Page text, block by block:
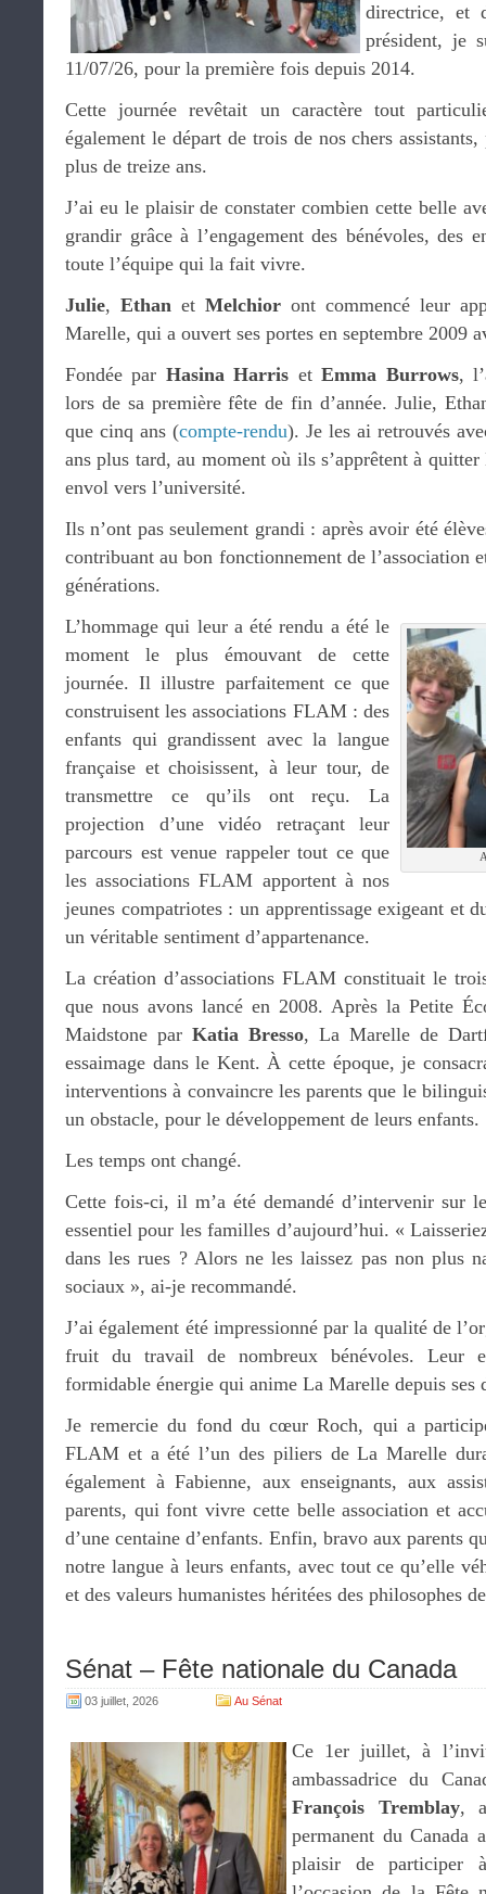
directrice, et
président, je
11/07/26, pour la première fois depuis 2014.
Cette journée revêtait un caractère tout
également le départ de trois de nos chers
plus de treize ans.
J’ai eu le plaisir de constater combien cette belle
grandir grâce à l’engagement des bénévoles, des
toute l’équipe qui la fait vivre.
Julie, Ethan et Melchior ont commencé leur
Marelle, qui a ouvert ses portes en septembre 2009
Fondée par Hasina Harris etEmma Burrows,
lors de sa première fête de fin d’année. Julie,
que cinq ans (compte-rendu). Je les ai retrouvés
ans plus tard, au moment où ils s’apprêtent à
envol vers l’université.
Ils n’ont pas seulement grandi : après avoir été
contribuant au bon fonctionnement de l’association
générations.
L’hommage qui leur a été rendu a été le
moment le plus émouvant de cette
journée. Il illustre parfaitement ce que
construisent les associations FLAM : des
enfants qui grandissent avec la langue
française et choisissent, à leur tour, de
transmettre ce qu’ils ont reçu. La
projection d’une vidéo retraçant leur
parcours est venue rappeler tout ce que
les associations FLAM apportent à nos
jeunes compatriotes : un apprentissage exigeant et
un véritable sentiment d’appartenance.
La création d’associations FLAM constituait le
que nous avons lancé en 2008. Après la Petite
Maidstone par Katia Bresso, La Marelle de
essaimage dans le Kent. À cette époque, je
interventions à convaincre les parents que le
un obstacle, pour le développement de leurs enfants.
Les temps ont changé.
Cette fois-ci, il m’a été demandé d’intervenir sur
essentiel pour les familles d’aujourd’hui. «
dans les rues ? Alors ne les laissez pas non plus
sociaux », ai-je recommandé.
J’ai également été impressionné par la qualité de
fruit du travail de nombreux bénévoles. Leur
formidable énergie qui anime La Marelle depuis ses
Je remercie du fond du cœur Roch, qui a
FLAM et a été l’un des piliers de La Marelle
également à Fabienne, aux enseignants, aux
parents, qui font vivre cette belle association et
d’une centaine d’enfants. Enfin, bravo aux parents
notre langue à leurs enfants, avec tout ce qu’elle
et des valeurs humanistes héritées des philosophes
Sénat – Fête nationale du Canada
03 juillet, 2026 Au Sénat
Ce 1er juillet, à
ambassadrice du
François Tremblay,
permanent du Canada
plaisir de participer